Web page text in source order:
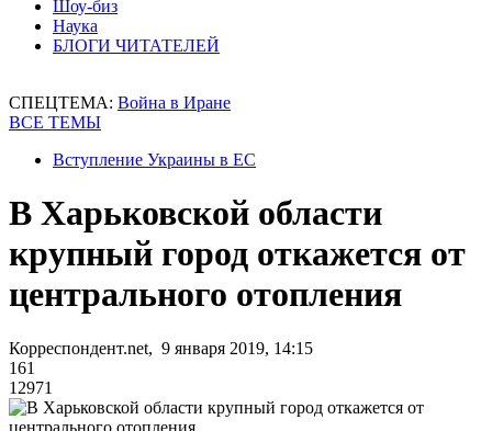
Шоу-биз
Наука
БЛОГИ ЧИТАТЕЛЕЙ
СПЕЦТЕМА: Война в Иране
ВСЕ ТЕМЫ
Вступление Украины в ЕС
В Харьковской области
крупный город откажется от
центрального отопления
Корреспондент.net, 9 января 2019, 14:15
161
12971